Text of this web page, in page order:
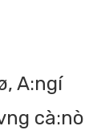
A:ngí
cà:nò